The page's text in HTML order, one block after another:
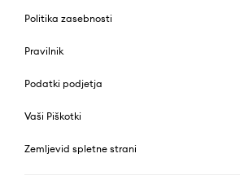
Politika zasebnosti
Pravilnik
Podatki podjetja
Vaši Piškotki
Zemljevid spletne strani